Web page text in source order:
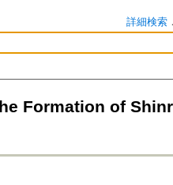
詳細検索．
Formation of